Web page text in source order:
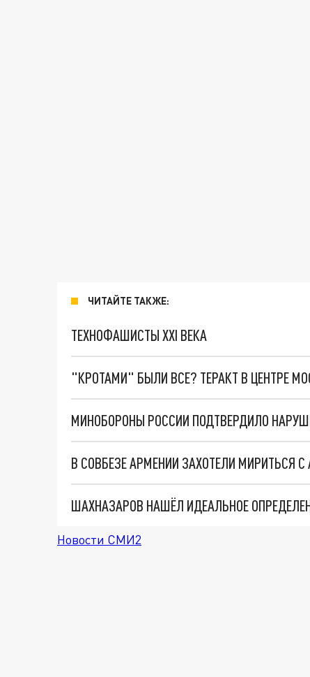
ЧИТАЙТЕ ТАКЖЕ:
ТЕХНОФАШИСТЫ XXI ВЕКА
"КРОТАМИ" БЫЛИ ВСЕ? ТЕРАКТ В ЦЕНТРЕ
В СОВБЕЗЕ АРМЕНИИ ЗАХОТЕЛИ МИРИТЬСЯ
Новости СМИ2